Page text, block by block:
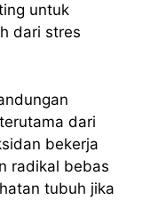
untuk
dari stres
dari
bekerja
radikal bebas
tubuh jika